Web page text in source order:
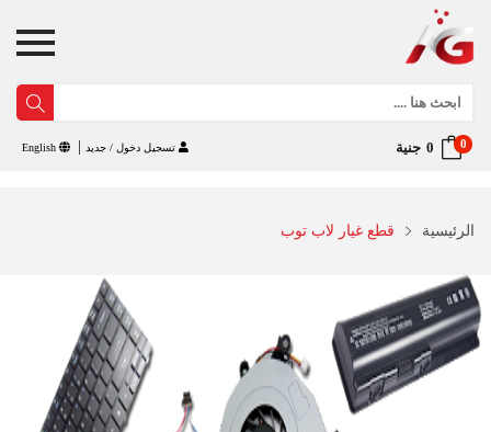
0 جنية تسجيل دخول / جديد
الرئيسية قطع غيار لاب توب